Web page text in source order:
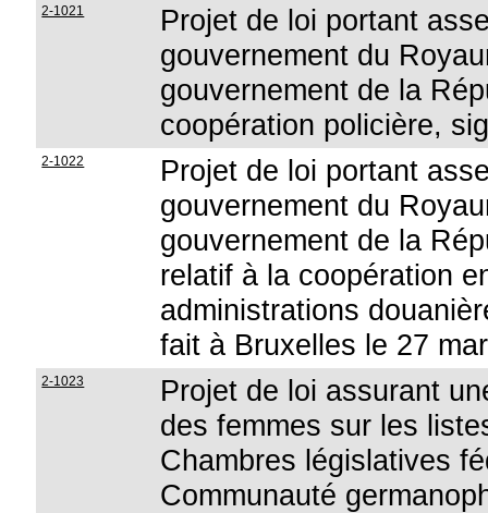
2-1021
Projet de loi portant
gouvernement du
gouvernement de la
coopération policière,
2-1022
Projet de loi portant
gouvernement du
gouvernement de la
relatif à la coopération
administrations
fait à Bruxelles le 27
2-1023
Projet de loi assurant
des femmes sur les
Chambres législatives
Communauté